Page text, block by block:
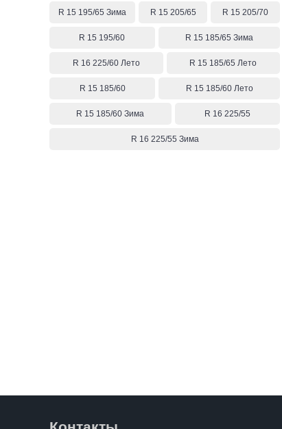
R 15 195/65 Зима R 15 205/65 R 15 205/70
R 15 195/60 R 15 185/65 Зима
R 16 225/60 Лето R 15 185/65 Лето
R 15 185/60 R 15 185/60 Лето
R 15 185/60 Зима R 16 225/55
R 16 225/55 Зима